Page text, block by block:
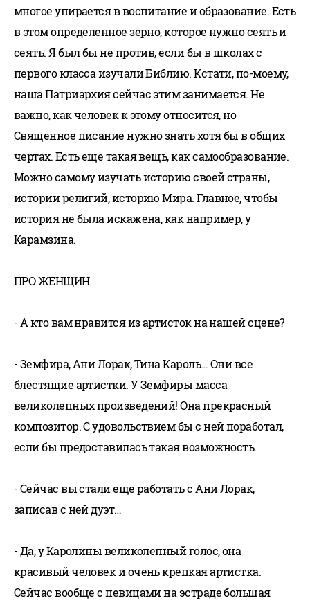
многое упирается в воспитание и образование. Есть
в этом определенное зерно, которое нужно сеять и
сеять. Я был бы не против, если бы в школах с
первого класса изучали Библию. Кстати, по-моему,
наша Патриархия сейчас этим занимается. Не
важно, как человек к этому относится, но
Священное писание нужно знать хотя бы в общих
чертах. Есть еще такая вещь, как самообразование.
Можно самому изучать историю своей страны,
истории религий, историю Мира. Главное, чтобы
история не была искажена, как например, у
Карамзина.
ПРО ЖЕНЩИН
- А кто вам нравится из артисток на нашей сцене?
- Земфира, Ани Лорак, Тина Кароль… Они все
блестящие артистки. У Земфиры масса
великолепных произведений! Она прекрасный
композитор. С удовольствием бы с ней поработал,
если бы предоставилась такая возможность.
- Сейчас вы стали еще работать с Ани Лорак,
записав с ней дуэт…
- Да, у Каролины великолепный голос, она
красивый человек и очень крепкая артистка.
Сейчас вообще с певицами на эстраде большая